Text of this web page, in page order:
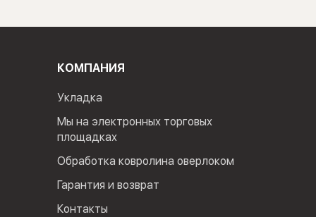
КОМПАНИЯ
Укладка
Мы на электронных торговых
площадках
Обработка ковролина оверлоком
Гарантия и возврат
Контакты